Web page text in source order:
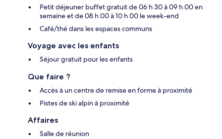
Petit déjeuner buffet gratuit de 06 h 30 à 09 h 00 en
semaine et de 08 h 00 à 10 h 00 le week-end
Café/thé dans les espaces communs
Voyage avec les enfants
Séjour gratuit pour les enfants
Que faire ?
Accès à un centre de remise en forme à proximité
Pistes de ski alpin à proximité
Affaires
Salle de réunion